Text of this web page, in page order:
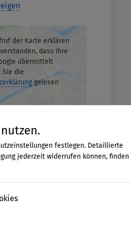
festlegen. Detaillierte
jederzeit widerrufen können, finden
der Karte erklären
dass Ihre
übermittelt
Sie die
gelesen